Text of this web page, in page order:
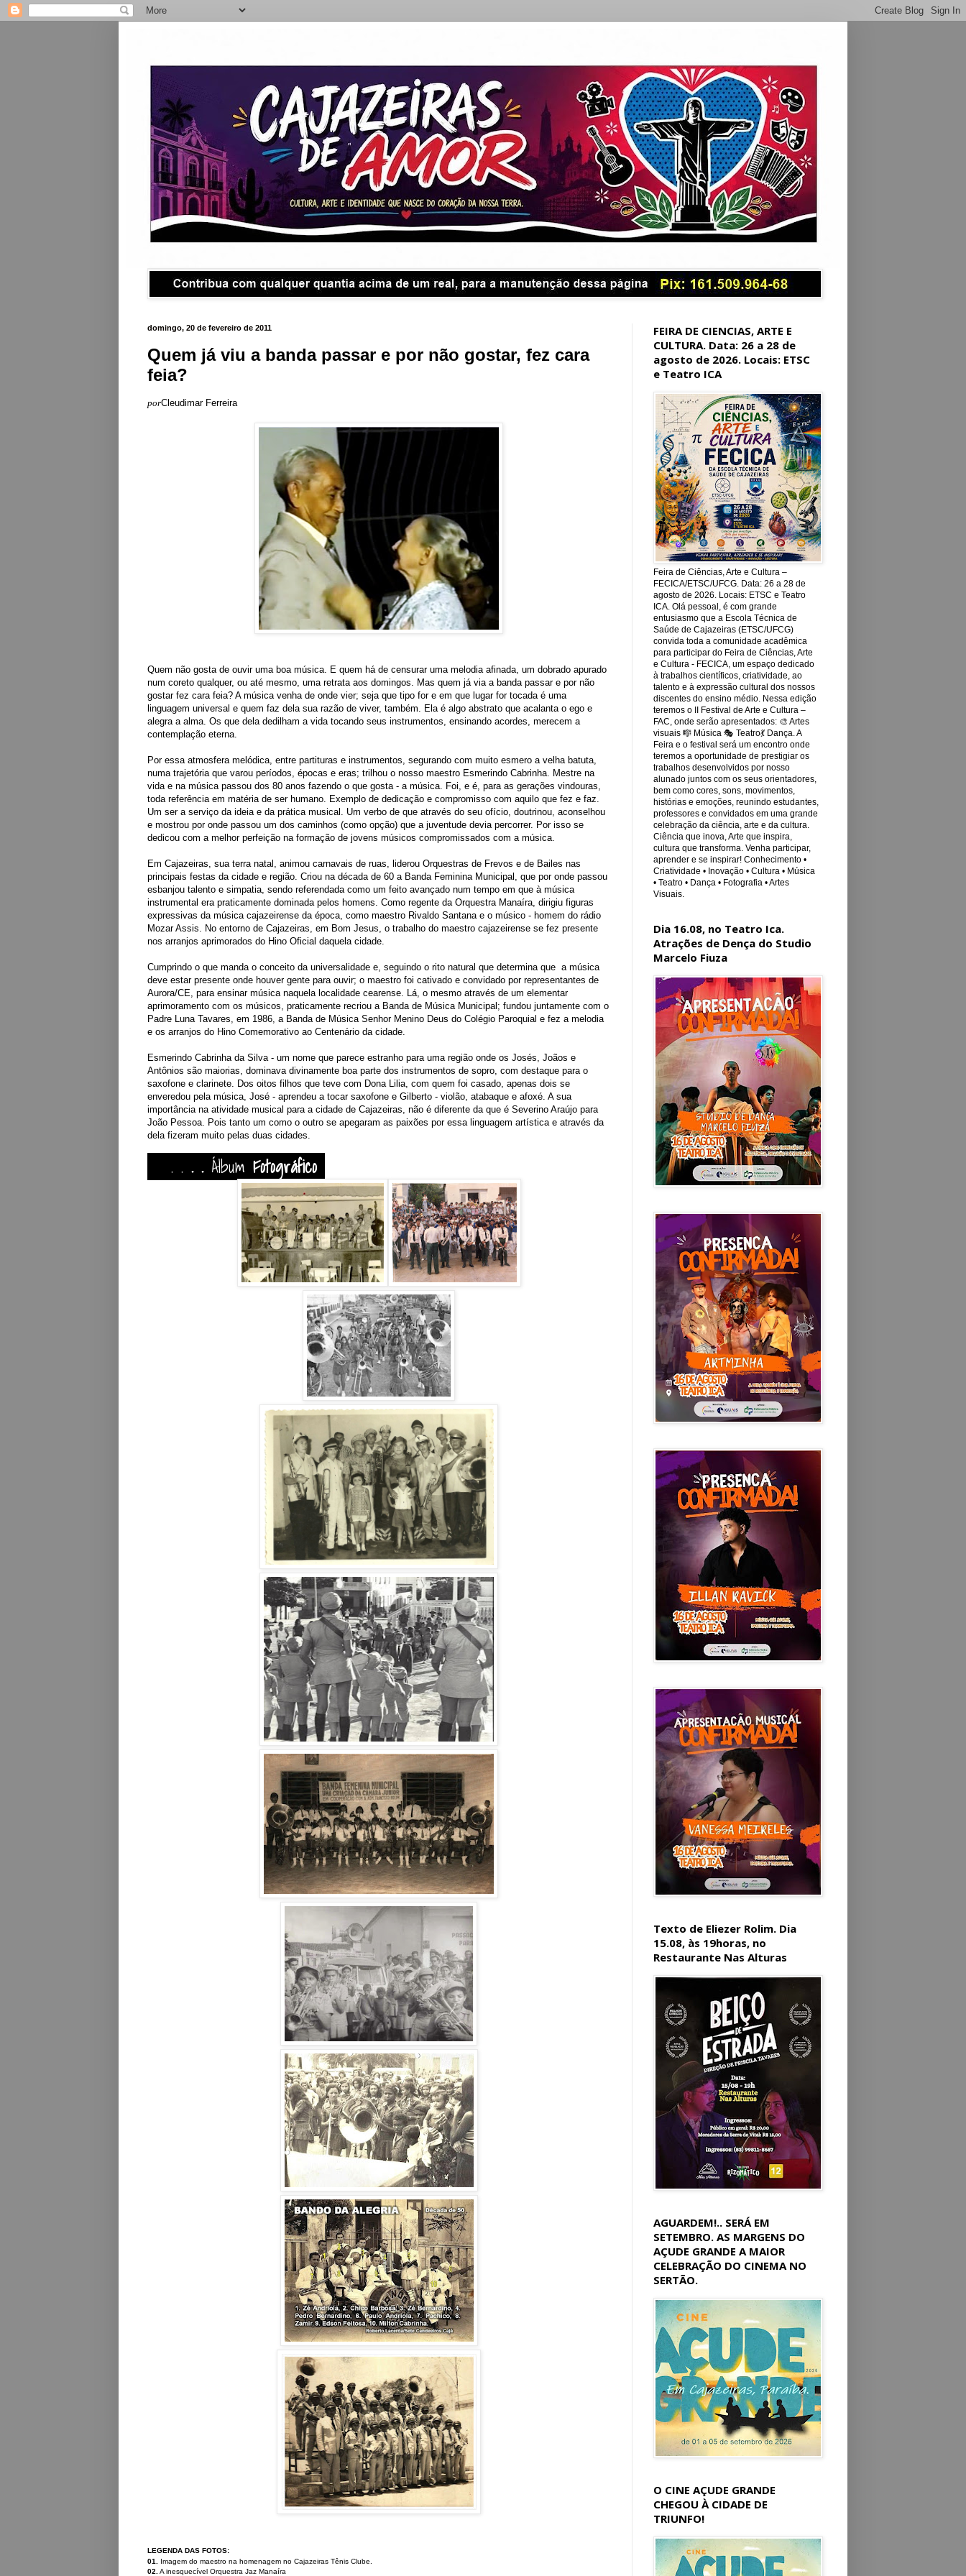
domingo, 20 de fevereiro de 2011
Quem já viu a banda passar e por não gostar, fez cara
feia?
porCleudimar Ferreira
Quem não gosta de ouvir uma boa música. E quem há de censurar uma melodia afinada, um dobrado apurado
num coreto qualquer, ou até mesmo, uma retrata aos domingos. Mas quem já via a banda passar e por não
gostar fez cara feia? A música venha de onde vier; seja que tipo for e em que lugar for tocada é uma
linguagem universal e quem faz dela sua razão de viver, também. Ela é algo abstrato que acalanta o ego e
alegra a alma. Os que dela dedilham a vida tocando seus instrumentos, ensinando acordes, merecem a
contemplação eterna.
Por essa atmosfera melódica, entre partituras e instrumentos, segurando com muito esmero a velha batuta,
numa trajetória que varou períodos, épocas e eras; trilhou o nosso maestro Esmerindo Cabrinha. Mestre na
vida e na música passou dos 80 anos fazendo o que gosta - a música. Foi, e é, para as gerações vindouras,
toda referência em matéria de ser humano. Exemplo de dedicação e compromisso com aquilo que fez e faz.
Um ser a serviço da ideia e da prática musical. Um verbo de que através do seu ofício, doutrinou, aconselhou
e mostrou por onde passou um dos caminhos (como opção) que a juventude devia percorrer. Por isso se
dedicou com a melhor perfeição na formação de jovens músicos compromissados com a música.
Em Cajazeiras, sua terra natal, animou carnavais de ruas, liderou Orquestras de Frevos e de Bailes nas
principais festas da cidade e região. Criou na década de 60 a Banda Feminina Municipal, que por onde passou
esbanjou talento e simpatia, sendo referendada como um feito avançado num tempo em que à música
instrumental era praticamente dominada pelos homens. Como regente da Orquestra Manaíra, dirigiu figuras
expressivas da música cajazeirense da época, como maestro Rivaldo Santana e o músico - homem do rádio
Mozar Assis. No entorno de Cajazeiras, em Bom Jesus, o trabalho do maestro cajazeirense se fez presente
nos arranjos aprimorados do Hino Oficial daquela cidade.
Cumprindo o que manda o conceito da universalidade e, seguindo o rito natural que determina que a música
deve estar presente onde houver gente para ouvir; o maestro foi cativado e convidado por representantes de
Aurora/CE, para ensinar música naquela localidade cearense. Lá, o mesmo através de um elementar
aprimoramento com os músicos, praticamente recriou a Banda de Música Municipal; fundou juntamente com o
Padre Luna Tavares, em 1986, a Banda de Música Senhor Menino Deus do Colégio Paroquial e fez a melodia
e os arranjos do Hino Comemorativo ao Centenário da cidade.
Esmerindo Cabrinha da Silva - um nome que parece estranho para uma região onde os Josés, Joãos e
Antônios são maiorias, dominava divinamente boa parte dos instrumentos de sopro, com destaque para o
saxofone e clarinete. Dos oitos filhos que teve com Dona Lilia, com quem foi casado, apenas dois se
enveredou pela música, José - aprendeu a tocar saxofone e Gilberto - violão, atabaque e afoxé. A sua
importância na atividade musical para a cidade de Cajazeiras, não é diferente da que é Severino Araújo para
João Pessoa. Pois tanto um como o outro se apegaram as paixões por essa linguagem artística e através da
dela fizeram muito pelas duas cidades.
. . . .Álbum Fotográfico
LEGENDA DAS FOTOS:
01.
Imagem do maestro na homenagem no Cajazeiras Tênis Clube.
02. A inesquecível Orquestra Jaz Manaíra
FEIRA DE CIENCIAS, ARTE E
CULTURA. Data: 26 a 28 de
agosto de 2026. Locais: ETSC
e Teatro ICA
Feira de Ciências, Arte e Cultura –
FECICA/ETSC/UFCG. Data: 26 a 28 de
agosto de 2026. Locais: ETSC e Teatro
ICA. Olá pessoal, é com grande
entusiasmo que a Escola Técnica de
Saúde de Cajazeiras (ETSC/UFCG)
convida toda a comunidade acadêmica
para participar do Feira de Ciências, Arte
e Cultura - FECICA, um espaço dedicado
à trabalhos científicos, criatividade, ao
talento e à expressão cultural dos nossos
discentes do ensino médio. Nessa edição
teremos o II Festival de Arte e Cultura –
FAC, onde serão apresentados: 🎨 Artes
visuais 🎼 Música 🎭 Teatro💃 Dança. A
Feira e o festival será um encontro onde
teremos a oportunidade de prestigiar os
trabalhos desenvolvidos por nosso
alunado juntos com os seus orientadores,
bem como cores, sons, movimentos,
histórias e emoções, reunindo estudantes,
professores e convidados em uma grande
celebração da ciência, arte e da cultura.
Ciência que inova, Arte que inspira,
cultura que transforma. Venha participar,
aprender e se inspirar! Conhecimento •
Criatividade • Inovação • Cultura • Música
• Teatro • Dança • Fotografia • Artes
Visuais.
Dia 16.08, no Teatro Ica.
Atrações de Dença do Studio
Marcelo Fiuza
Texto de Eliezer Rolim. Dia
15.08, às 19horas, no
Restaurante Nas Alturas
AGUARDEM!.. SERÁ EM
SETEMBRO. AS MARGENS DO
AÇUDE GRANDE A MAIOR
CELEBRAÇÃO DO CINEMA NO
SERTÃO.
O CINE AÇUDE GRANDE
CHEGOU À CIDADE DE
TRIUNFO!